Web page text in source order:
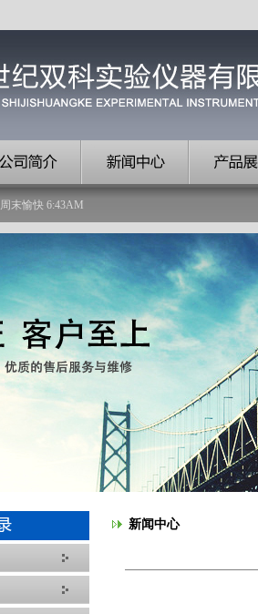
周末愉快 6:43AM
新闻中心